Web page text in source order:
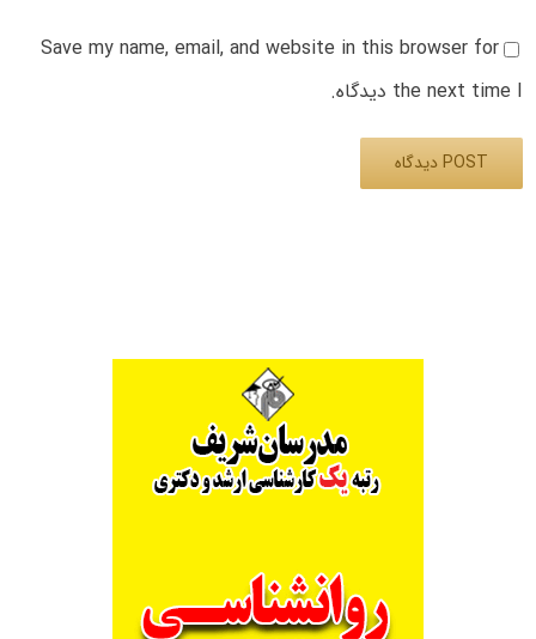
Save my name, email, and website in this browser for
the next time I دیدگاه.